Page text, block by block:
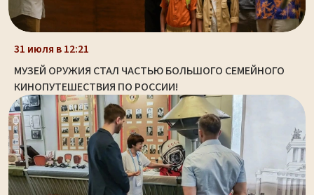
31 июля в 12:21
МУЗЕЙ ОРУЖИЯ СТАЛ ЧАСТЬЮ БОЛЬШОГО СЕМЕЙНОГО
КИНОПУТЕШЕСТВИЯ ПО РОССИИ!